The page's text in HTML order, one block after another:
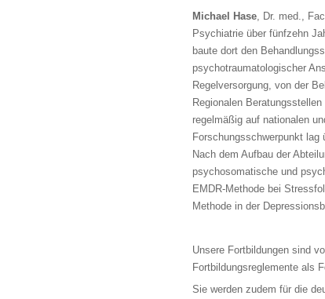
Michael Hase , Dr. med.,
Psychiatrie über fünfzehn
baute dort den
psychotraumatologischer
Regelversorgung, von der
Regionalen
regelmäßig auf nationalen
Forschungsschwerpunkt lag
Nach dem Aufbau der
psychosomatische und
EMDR-Methode bei
Methode in der
Unsere Fortbildungen sind
Fortbildungsreglemente als
Sie werden zudem für die